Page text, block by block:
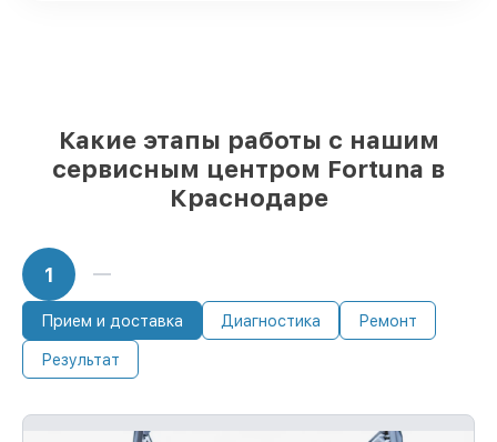
Какие этапы работы с нашим
сервисным центром Fortuna в
Краснодаре
1
Прием и доставка Диагностика Ремонт
Результат